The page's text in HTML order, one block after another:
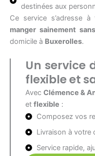
destinées aux
Ce service s’adresse
manger sainement
domicile à Buxerolles.
Un service
flexible et
AvecClémence &
et flexible :
Composez vos
Livraison à votre
Service rapide,